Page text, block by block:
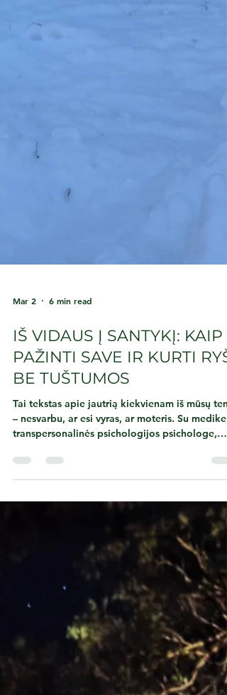
IŠ VIDAUS Į SANTYKĮ: KAIP
– nesvarbu, ar esi vyras, ar moteris. Su medike,
transpersonalinės psichologijos psichologe,
bioenergetike Svetlana Smertjeva kalbamės
apie santykius, jų kūrimą, apie neužpildytas
vidines erdves, kurias žmonės dažnai bando
kompensuoti darbu, kitais santykiais ar
gyvenimu per kitus. Neįsisąmonintos vaikystės
patirtys, baimė būti atstumtam ar nevertam
meilės trukdo kurti brandų, tikrą ryšį. Užuot
bėgę nuo skausmo ar perkėlę lūkes